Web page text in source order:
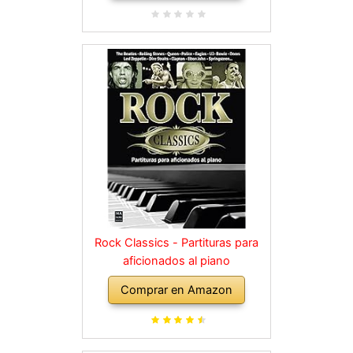
Rock Classics - Partituras para
aficionados al piano
Comprar en Amazon